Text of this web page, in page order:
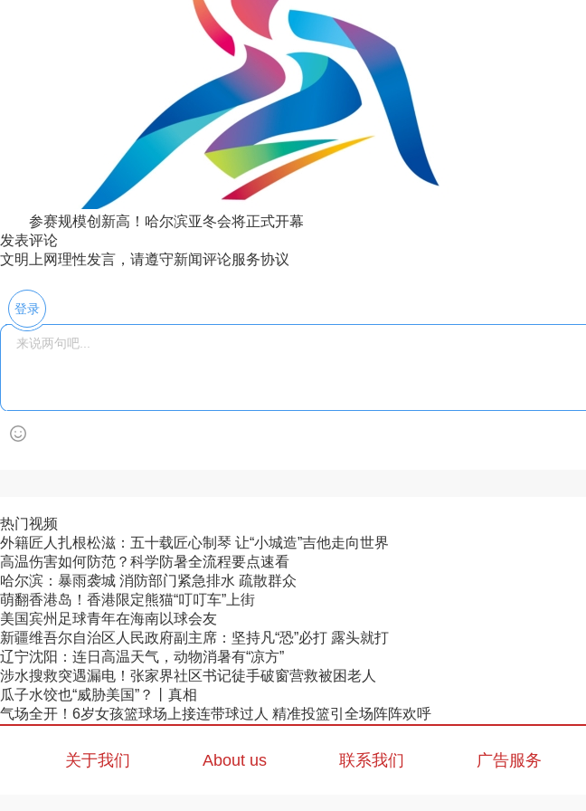
参赛规模创新高！哈尔滨亚冬会将正式开幕
发表评论
文明上网理性发言，请遵守新闻评论服务协议
登录
热门视频
外籍匠人扎根松滋：五十载匠心制琴 让“小城造”吉他走向世界
高温伤害如何防范？科学防暑全流程要点速看
哈尔滨：暴雨袭城 消防部门紧急排水 疏散群众
萌翻香港岛！香港限定熊猫“叮叮车”上街
美国宾州足球青年在海南以球会友
新疆维吾尔自治区人民政府副主席：坚持凡“恐”必打 露头就打
辽宁沈阳：连日高温天气，动物消暑有“凉方”
涉水搜救突遇漏电！张家界社区书记徒手破窗营救被困老人
瓜子水饺也“威胁美国”？丨真相
气场全开！6岁女孩篮球场上接连带球过人 精准投篮引全场阵阵欢呼
关于我们 About us 联系我们 广告服务